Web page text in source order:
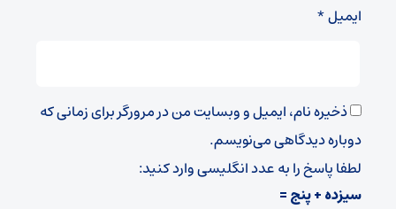
ایمیل*
ذخیره نام، ایمیل و وبسایت من در مرورگر برای زمانی که
دوباره دیدگاهی می‌نویسم.
لطفا پاسخ را به عدد انگلیسی وارد کنید:
سیزده + پنج =